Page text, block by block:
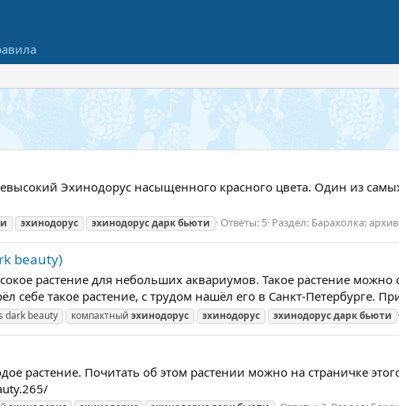
Эхинодорус насыщенного красного цвета. Один из
эхинодорус эхинодорусдаркбьюти Ответы: 5 Раздел: Барахолка: архив
beauty)
растение для небольших аквариумов. Такое растение
себе такое растение, с трудом нашёл его в Санкт-Петербурге.
dark beauty компактный эхинодорус эхинодорус эхинодорусдаркбьюти
растение. Почитать об этом растении можно на страничке